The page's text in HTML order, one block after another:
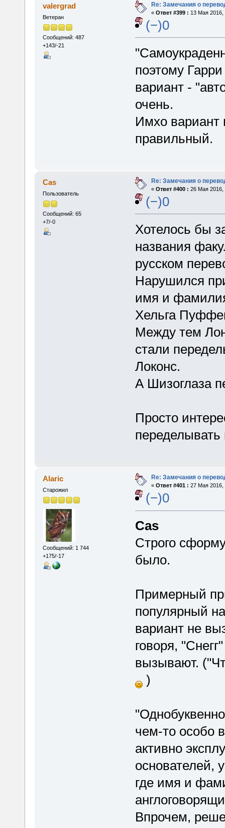
valergrad
Ветеран
Сообщений: 487
+143/-21
Re: Замечания о
« Ответ #399 : 13 Мая 2016,
(−)0
поэтому
вариант -
очень.
Имхо вариант
правильный.
Cas
Пользователь
Сообщений: 65
+7/-0
Re: Замечания о
« Ответ #400 : 26 Мая 2016,
(−)0
Хотелось бы
названия
русском
Нарушился
имя и
Хельга
Между тем
стали
Локонс.
А Шизоглаза
Просто
Alaric
Старожил
Сообщений: 1 744
+175/-17
Re: Замечания о
« Ответ #401 : 27 Мая 2016,
(−)0
Cas
Строго
было.
Примерный
популярный
вариант не
говоря,
вызывают.
)
чем-то особо
активно
основателей,
где имя и
Впрочем,